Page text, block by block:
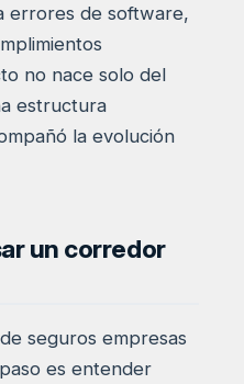
errores de software,
no nace solo del
estructura
la evolución
un corredor
seguros empresas
es entender